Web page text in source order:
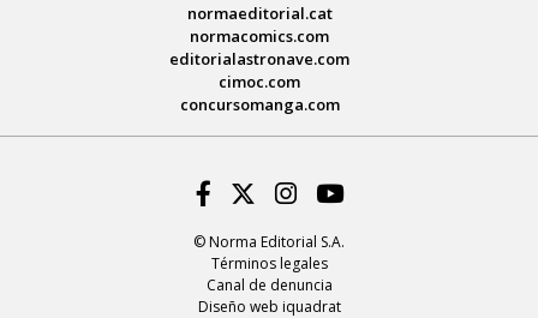
normaeditorial.cat
normacomics.com
editorialastronave.com
cimoc.com
concursomanga.com
© Norma Editorial S.A.
Términos legales
Canal de denuncia
Diseño web iquadrat
Facebook
Twitter
Instagram
Youtube